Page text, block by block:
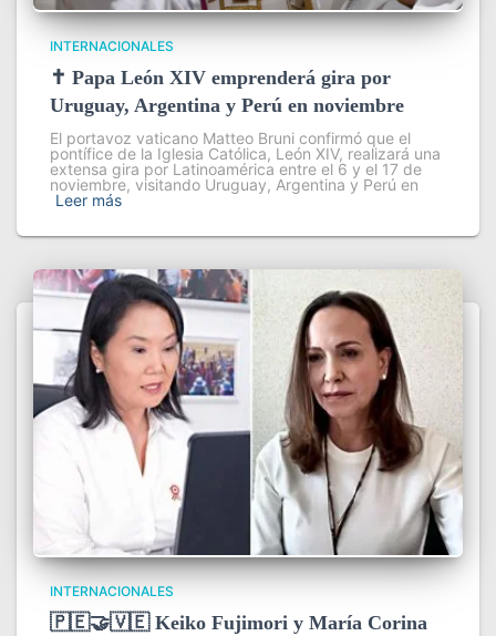
INTERNACIONALES
✝️ Papa León XIV emprenderá gira por
Uruguay, Argentina y Perú en noviembre
El portavoz vaticano Matteo Bruni confirmó que el
pontífice de la Iglesia Católica, León XIV, realizará una
extensa gira por Latinoamérica entre el 6 y el 17 de
noviembre, visitando Uruguay, Argentina y Perú en
Leer más
INTERNACIONALES
🇵🇪🤝🇻🇪 Keiko Fujimori y María Corina